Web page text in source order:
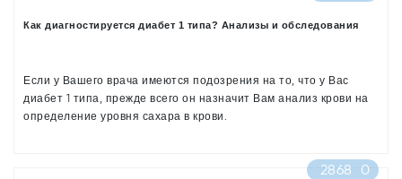
построение карьеры футболиста. Врачи предостерегали
заболеванием.
Как диагностируется диабет 1 типа? Анализы и обследования
Если у Вашего врача имеются подозрения на то, что у Вас
диабет 1 типа, прежде всего он назначит Вам анализ крови на
определение уровня сахара в крови.
2868 0